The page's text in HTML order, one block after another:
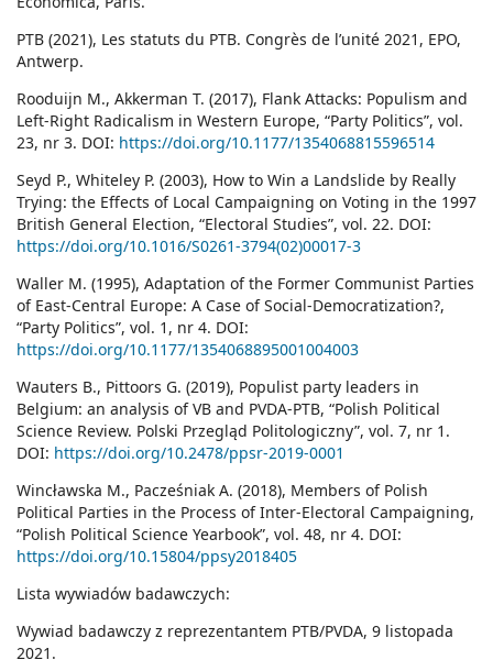
PTB (2021), Les statuts du PTB. Congrès de l’unité 2021, EPO,
Antwerp.
Rooduijn M., Akkerman T. (2017), Flank Attacks: Populism and
Left-Right Radicalism in Western Europe, “Party Politics”, vol.
23, nr 3. DOI: https://doi.org/10.1177/1354068815596514
Seyd P., Whiteley P. (2003), How to Win a Landslide by Really
Trying: the Effects of Local Campaigning on Voting in the 1997
British General Election, “Electoral Studies”, vol. 22. DOI:
https://doi.org/10.1016/S0261-3794(02)00017-3
Waller M. (1995), Adaptation of the Former Communist Parties
of East-Central Europe: A Case of Social-Democratization?,
“Party Politics”, vol. 1, nr 4. DOI:
https://doi.org/10.1177/1354068895001004003
Wauters B., Pittoors G. (2019), Populist party leaders in
Belgium: an analysis of VB and PVDA-PTB, “Polish Political
Science Review. Polski Przegląd Politologiczny”, vol. 7, nr 1.
DOI: https://doi.org/10.2478/ppsr-2019-0001
Wincławska M., Pacześniak A. (2018), Members of Polish
Political Parties in the Process of Inter-Electoral Campaigning,
“Polish Political Science Yearbook”, vol. 48, nr 4. DOI:
https://doi.org/10.15804/ppsy2018405
Lista wywiadów badawczych:
Wywiad badawczy z reprezentantem PTB/PVDA, 9 listopada
2021.